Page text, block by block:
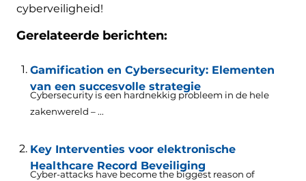
cyberveiligheid!
Gerelateerde berichten:
Gamification en Cybersecurity: Elementen
van een succesvolle strategie
Cybersecurity is een hardnekkig probleem in de hele
zakenwereld – ...
Key Interventies voor elektronische
Healthcare Record Beveiliging
Cyber-attacks have become the biggest reason of